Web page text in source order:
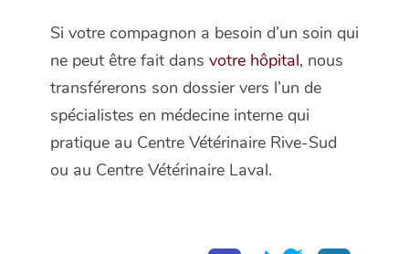
Si votre compagnon a besoin d’un soin qui
ne peut être fait dans votre hôpital, nous
transférerons son dossier vers l’un de
spécialistes en médecine interne qui
pratique au Centre Vétérinaire Rive-Sud
ou au Centre Vétérinaire Laval.